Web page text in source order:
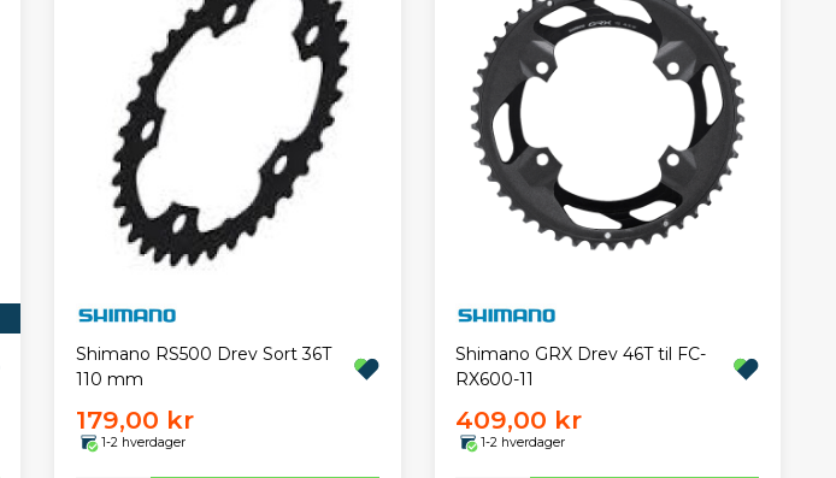
Shimano RS500 Drev Sort 36T
110 mm
179,00 kr
1-2 hverdager
Shimano GRX Drev 46T til FC-
RX600-11
409,00 kr
1-2 hverdager